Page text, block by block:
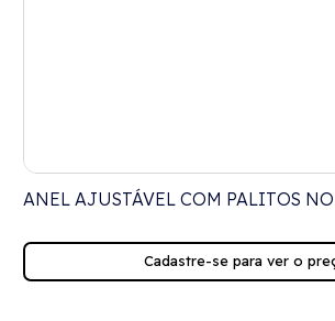
ANEL AJUSTÁVEL COM PALITOS
Cadastre-se para ver o